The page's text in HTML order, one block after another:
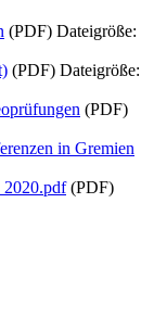
(PDF) Dateigröße:
(PDF) Dateigröße:
(PDF)
in Gremien
(PDF)